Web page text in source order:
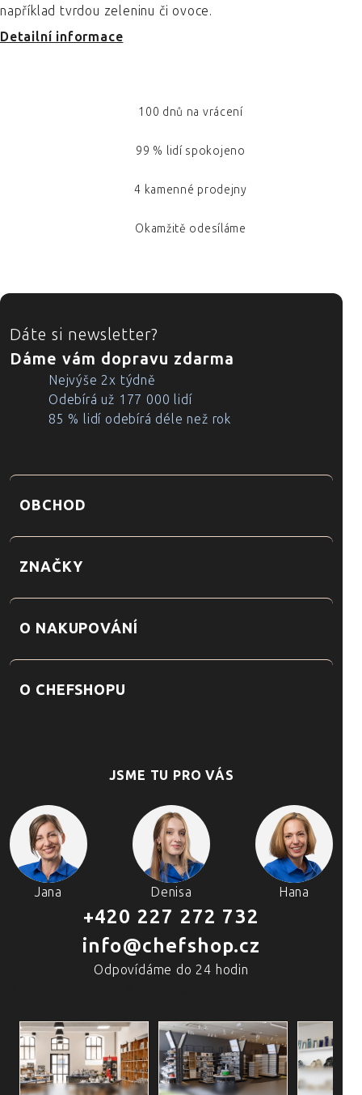
například tvrdou zeleninu či ovoce.
Detailní informace
100 dnů na vrácení
99 % lidí spokojeno
4 kamenné prodejny
Okamžitě odesíláme
ZÁPATÍ
Dáte si newsletter?
Dáme vám dopravu zdarma
Nejvýše 2x týdně
Odebírá už 177 000 lidí
85 % lidí odebírá déle než rok
OBCHOD
ZNAČKY
O NAKUPOVÁNÍ
O CHEFSHOPU
JSME TU PRO VÁS
Jana Denisa Hana
+420 227 272 732
info@chefshop.cz
Odpovídáme do 24 hodin